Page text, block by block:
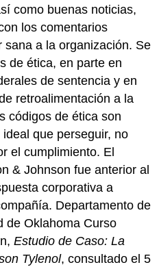
como buenas noticias,
los comentarios
sana a la organización. Se
de ética, en parte en
de sentencia y en
retroalimentación a la
códigos de ética son
que perseguir, no
el cumplimiento. El
& Johnson fue anterior al
corporativa a
Departamento de
de Oklahoma Curso
Estudio de Caso: La
Tylenol, consultado el 5